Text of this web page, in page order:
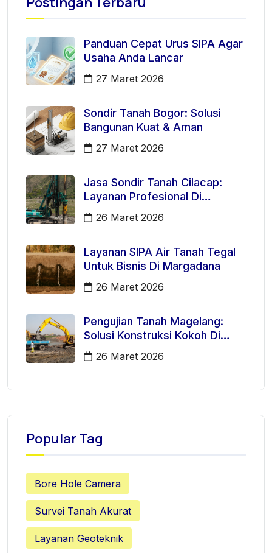
Panduan Cepat Urus SIPA Agar
Usaha Anda Lancar
27 Maret 2026
Sondir Tanah Bogor: Solusi
Bangunan Kuat & Aman
27 Maret 2026
Jasa Sondir Tanah Cilacap:
Layanan Profesional Di
Kecamatan Majenang
26 Maret 2026
Layanan SIPA Air Tanah Tegal
Untuk Bisnis Di Margadana
26 Maret 2026
Pengujian Tanah Magelang:
Solusi Konstruksi Kokoh Di
Mertoyudan
26 Maret 2026
Popular Tag
Bore Hole Camera
Survei Tanah Akurat
Layanan Geoteknik